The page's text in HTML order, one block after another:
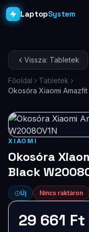
LaptopSystem
Asztali PC-k
Workstation PRO
Monitorok
Dokkolók
Kiegészítők
Akciók
Vissza: Tabletek
Főoldal
Tabletek
Okosóra Xiaomi
XIAOMI
Okosóra
Black
Új Nincs raktáron
29 661 Ft